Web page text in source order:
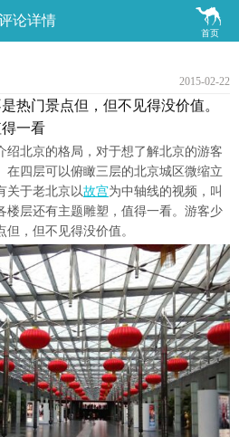

首页
论详情
2015-02-22
热门景点但，但不见得没价值。
一看
绍北京的格局，对于想了解北京的游客
在四层可以俯瞰三层的北京城区微缩立
关于老北京以故宫为中轴线的视频，叫
楼层还有主题雕塑，值得一看。游客少
，但不见得没价值。